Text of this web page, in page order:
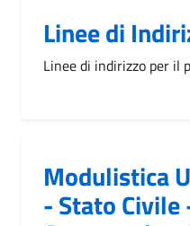
Linee di
Linee di indirizzo per il
Modulistica
- Stato Civile